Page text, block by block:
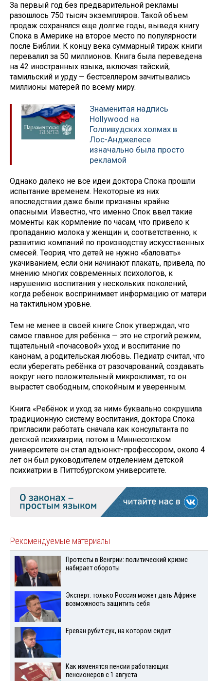
За первый год без предварительной рекламы
разошлось 750 тысяч экземпляров. Такой объем
продаж сохранялся еще долгие годы, выведя книгу
Спока в Америке на второе место по популярности
после Библии. К концу века суммарный тираж книги
перевалил за 50 миллионов. Книга была переведена
на 42 иностранных языка, включая тайский,
тамильский и урду — бестселлером зачитывались
миллионы матерей по всему миру.
Знаменитая надпись
Hollywood на
Голливудских холмах в
Лос-Анджелесе
изначально была просто
рекламой
Однако далеко не все идеи доктора Спока прошли
испытание временем. Некоторые из них
впоследствии даже были признаны крайне
опасными. Известно, что именно Спок ввел такие
моменты как кормление по часам, что привело к
пропаданию молока у женщин и, соответственно, к
развитию компаний по производству искусственных
смесей. Теория, что детей не нужно «баловать»
укачиванием, если они начинают плакать, привела, по
мнению многих современных психологов, к
нарушению воспитания у нескольких поколений,
когда ребёнок воспринимает информацию от матери
на тактильном уровне.
Тем не менее в своей книге Спок утверждал, что
самое главное для ребёнка — это не строгий режим,
тщательный «почасовой» уход и воспитание по
канонам, а родительская любовь. Педиатр считал, что
если уберегать ребёнка от разочарований, создавать
вокруг него положительный микроклимат, то он
вырастет свободным, спокойным и уверенным.
Книга «Ребёнок и уход за ним» буквально сокрушила
традиционную систему воспитания, доктора Спока
пригласили работать сначала как консультанта по
детской психиатрии, потом в Миннесотском
университете он стал адъюнкт-профессором, около 4
лет он был руководителем отделением детской
психиатрии в Питтсбургском университете.
Рекомендуемые материалы
Протесты в Венгрии: политический кризис
набирает обороты
Эксперт: только Россия может дать Африке
возможность защитить себя
Ереван рубит сук, на котором сидит
Как изменятся пенсии работающих
пенсионеров с 1 августа